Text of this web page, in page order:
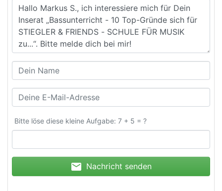
Bitte löse diese kleine Aufgabe: 7 + 5 = ?
mail Nachricht senden